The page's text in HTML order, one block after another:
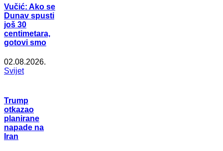
Vučić: Ako se
Dunav spusti
još 30
centimetara,
gotovi smo
02.08.2026.
Svijet
Trump
otkazao
planirane
napade na
Iran